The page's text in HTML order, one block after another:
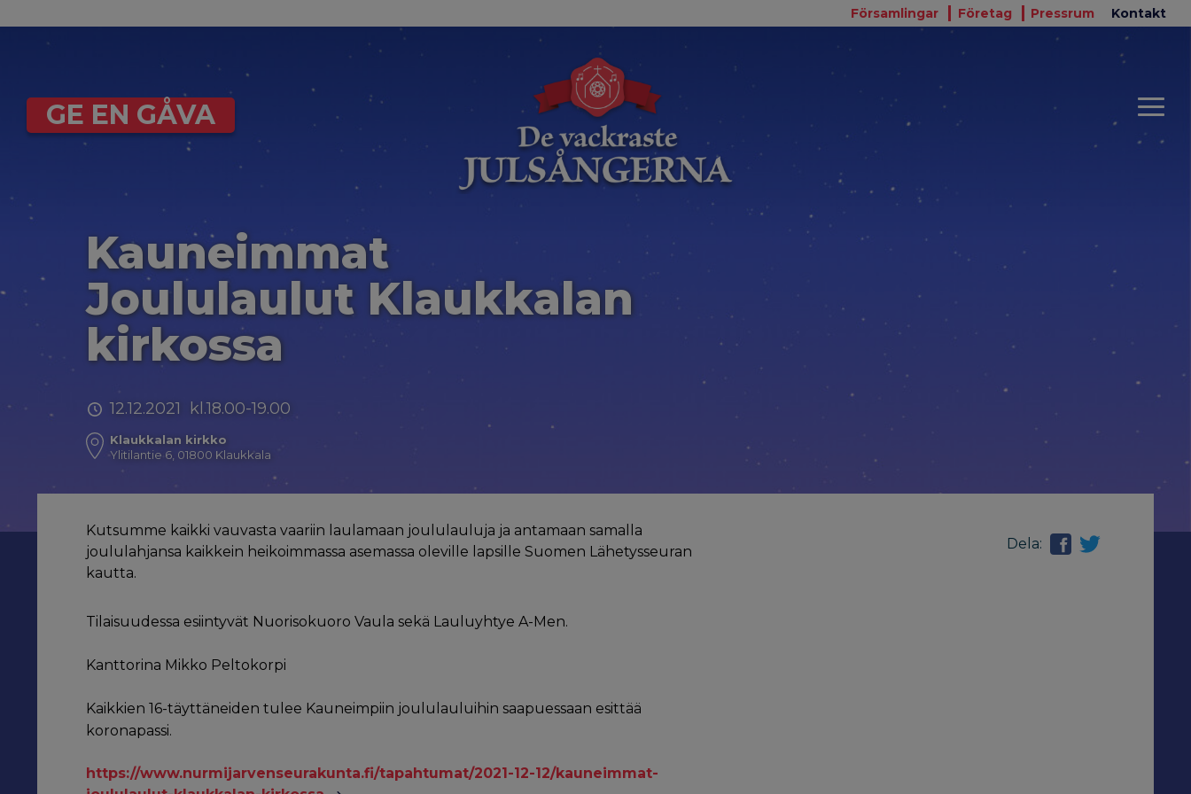
Församlingar Företag Pressrum Kontakt
GE EN GÅVA
Kauneimmat
Joululaulut Klaukkalan
kirkossa
12.12.2021 kl.18.00-19.00
Klaukkalan kirkko
Ylitilantie 6, 01800 Klaukkala
Dela:
Kutsumme kaikki vauvasta vaariin laulamaan joululauluja ja antamaan samalla
joululahjansa kaikkein heikoimmassa asemassa oleville lapsille Suomen Lähetysseuran
kautta.
Tilaisuudessa esiintyvät Nuorisokuoro Vaula sekä Lauluyhtye A-Men.
Kanttorina Mikko Peltokorpi
Kaikkien 16-täyttäneiden tulee Kauneimpiin joululauluihin saapuessaan esittää
koronapassi.
https://www.nurmijarvenseurakunta.fi/tapahtumat/2021-12-12/kauneimmat-